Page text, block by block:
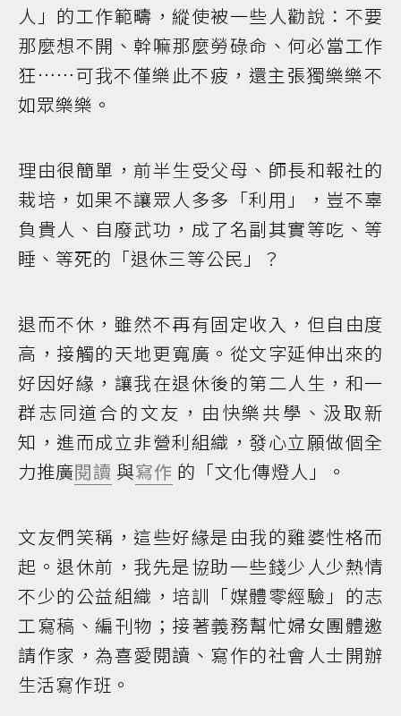
人」的工作範疇，縱使被一些人勸說：不要
那麼想不開、幹嘛那麼勞碌命、何必當工作
狂……可我不僅樂此不疲，還主張獨樂樂不
如眾樂樂。
理由很簡單，前半生受父母、師長和報社的
栽培，如果不讓眾人多多「利用」，豈不辜
負貴人、自廢武功，成了名副其實等吃、等
睡、等死的「退休三等公民」？
退而不休，雖然不再有固定收入，但自由度
高，接觸的天地更寬廣。從文字延伸出來的
好因好緣，讓我在退休後的第二人生，和一
群志同道合的文友，由快樂共學、汲取新
知，進而成立非營利組織，發心立願做個全
力推廣閱讀 與寫作 的「文化傳燈人」。
文友們笑稱，這些好緣是由我的雞婆性格而
起。退休前，我先是協助一些錢少人少熱情
不少的公益組織，培訓「媒體零經驗」的志
工寫稿、編刊物；接著義務幫忙婦女團體邀
請作家，為喜愛閱讀、寫作的社會人士開辦
生活寫作班。